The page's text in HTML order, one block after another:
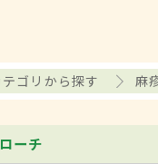
ゴリから探す 麻
ーチ